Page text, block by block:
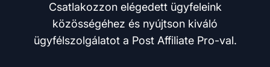
Csatlakozzon elégedett ügyfeleink
közösségéhez és nyújtson kiváló
ügyfélszolgálatot a Post Affiliate Pro-val.